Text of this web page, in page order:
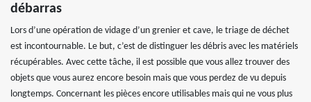
débarras
Lors d’une opération de vidage d’un grenier et cave, le triage de déchet
est incontournable. Le but, c’est de distinguer les débris avec les matériels
récupérables. Avec cette tâche, il est possible que vous allez trouver des
objets que vous aurez encore besoin mais que vous perdez de vu depuis
longtemps. Concernant les pièces encore utilisables mais qui ne vous plus